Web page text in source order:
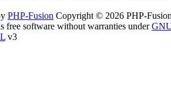
PHP-Fusion Copyright © 2026 PHP-
free software without warranties under
v3